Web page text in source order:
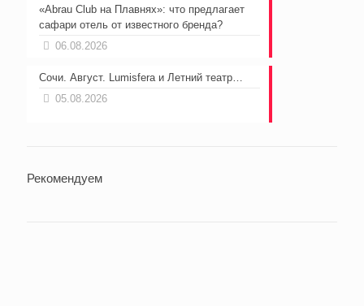
«Abrau Club на Плавнях»: что предлагает
сафари отель от известного бренда?
06.08.2026
Сочи. Август. Lumisfera и Летний театр…
05.08.2026
Рекомендуем